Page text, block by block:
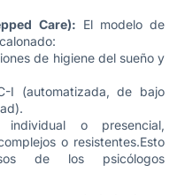
Care): El modelo de
de higiene del sueño y
I (automatizada, de bajo
o presencial,
o resistentes.Esto
de los psicólogos